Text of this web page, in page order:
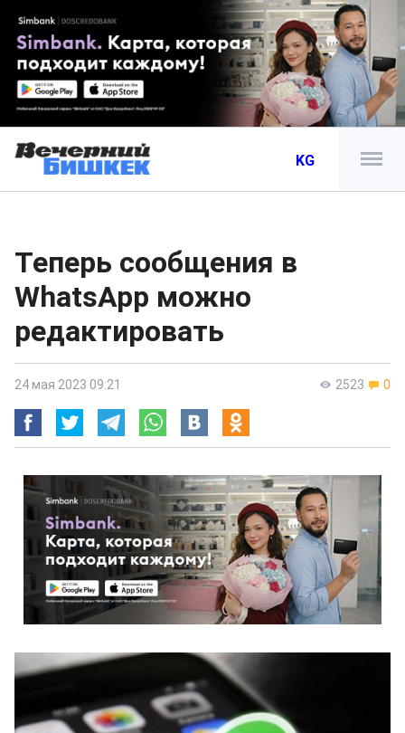
KG
Теперь сообщения в
WhatsApp можно
редактировать
2523 0
24 мая 2023 09:21